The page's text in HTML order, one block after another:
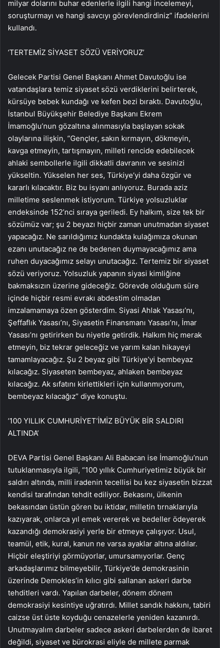
milyar dolarını buhar edenlerle ilgili hangi incelemeyi,
soruşturmayı ve hangi savcıyı görevlendirdiniz” ifadelerini
kullandı.
‘TERTEMİZ SİYASET SÖZÜ VERİYORUZ’
Gelecek Partisi Genel Başkanı Ahmet Davutoğlu ise
vatandaşlara temiz siyaset sözü verdiklerini belirterek,
kürsüye bebek kundağı ve kefen bezi bıraktı. Davutoğlu,
İstanbul Büyükşehir Belediye Başkanı Ekrem
İmamoğlu’nun gözaltına alınmasıyla başlayan sokak
olaylarına ilişkin, “Gençler, sakın kırmayın, dökmeyin,
kavga etmeyin, tartışmayın, milleti rencide edebilecek
ahlaki sembollerle ilgili dikkatli davranın ve sesinizi
yükseltin. Yükselen her ses, Türkiye’yi daha özgür ve
kararlı kılacaktır. Biz bu isyanı anlıyoruz. Burada aziz
milletime seslenmek istiyorum. Türkiye yolsuzluklar
endeksinde 152’nci sıraya geriledi. Ey halkım, size tek bir
sözümüz var; şu 2 beyazı hiçbir zaman unutmadan siyaset
yapacağız. Ne sarıldığımız kundakta kulağımıza okunan
ezanı unutacağız ne de bedenen duymayacağımız ama
ruhen duyacağımız selayı unutacağız. Tertemiz bir siyaset
sözü veriyoruz. Yolsuzluk yapanın siyasi kimliğine
bakmaksızın üzerine gideceğiz. Görevde olduğum süre
içinde hiçbir resmi evrakı abdestim olmadan
imzalamamaya özen gösterdim. Siyasi Ahlak Yasası’nı,
Şeffaflık Yasası’nı, Siyasetin Finansmanı Yasası’nı, İmar
Yasası’nı getirirken bu niyetle getirdik. Halkım hiç merak
etmeyin, biz tekrar geleceğiz ve yarım kalan hikayeyi
tamamlayacağız. Şu 2 beyaz gibi Türkiye’yi bembeyaz
kılacağız. Siyaseten bembeyaz, ahlaken bembeyaz
kılacağız. Ak sıfatını kirlettikleri için kullanmıyorum,
bembeyaz kılacağız” diye konuştu.
‘100 YILLIK CUMHURİYET’İMİZ BÜYÜK BİR SALDIRI
ALTINDA’
DEVA Partisi Genel Başkanı Ali Babacan ise İmamoğlu’nun
tutuklanmasıyla ilgili, “100 yıllık Cumhuriyetimiz büyük bir
saldırı altında, milli iradenin tecellisi bu kez siyasetin bizzat
kendisi tarafından tehdit ediliyor. Bekasını, ülkenin
bekasından üstün gören bu iktidar, milletin tırnaklarıyla
kazıyarak, onlarca yıl emek vererek ve bedeller ödeyerek
kazandığı demokrasiyi yerle bir etmeye çalışıyor. Usul,
teamül, etik, kural, kanun ne varsa ayaklar altına aldılar.
Hiçbir eleştiriyi görmüyorlar, umursamıyorlar. Genç
arkadaşlarımız bilmeyebilir, Türkiye’de demokrasinin
üzerinde Demokles’in kılıcı gibi sallanan askeri darbe
tehditleri vardı. Yapılan darbeler, dönem dönem
demokrasiyi kesintiye uğratırdı. Millet sandık hakkını, tabiri
caizse üst üste koyduğu cenazelerle yeniden kazanırdı.
Unutmayalım darbeler sadece askeri darbelerden de ibaret
değildi, siyaset ve bürokrasi eliyle de millete parmak